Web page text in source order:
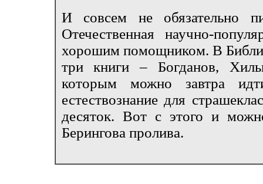
И совсем не обязательно
Отечественная научно-
хорошим помощником. В
три книги – Богданов,
которым можно завтра
естествознание для
десяток. Вот с этого и
Берингова пролива.